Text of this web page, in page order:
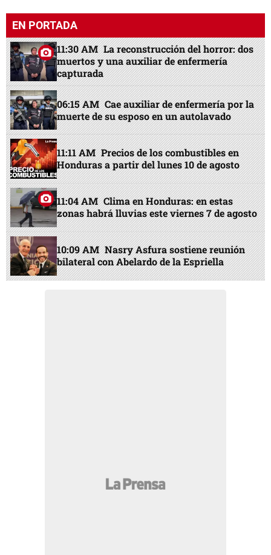
EN PORTADA
11:30 AM La reconstrucción del horror: dos
muertos y una auxiliar de enfermería
capturada
06:15 AM Cae auxiliar de enfermería por la
muerte de su esposo en un autolavado
11:11 AM Precios de los combustibles en
Honduras a partir del lunes 10 de agosto
11:04 AM Clima en Honduras: en estas
zonas habrá lluvias este viernes 7 de agosto
10:09 AM Nasry Asfura sostiene reunión
bilateral con Abelardo de la Espriella